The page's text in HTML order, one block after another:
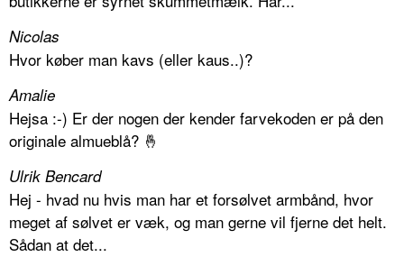
Nicolas
Hvor køber man kavs (eller kaus..)?
Amalie
Hejsa :-) Er der nogen der kender farvekoden er på den
originale almueblå? 🤞
Ulrik Bencard
Hej - hvad nu hvis man har et forsølvet armbånd, hvor
meget af sølvet er væk, og man gerne vil fjerne det helt.
Sådan at det...